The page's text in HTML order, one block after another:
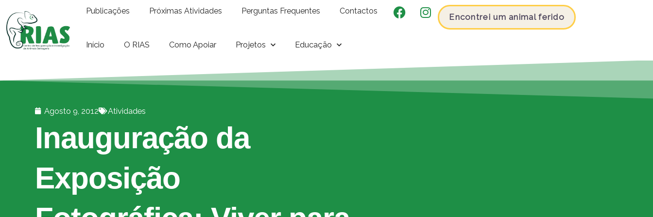
Publicações Próximas Atividades Perguntas Frequentes Contactos
Encontrei um animal ferido
Início O RIAS Como Apoiar Projetos Educação
Agosto 9, 2012 Atividades
Inauguração da
Exposição